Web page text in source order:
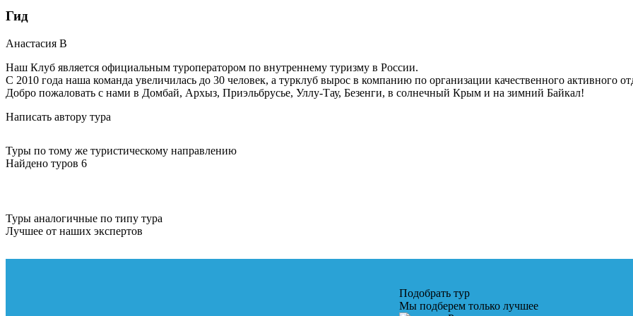
Гид
Анастасия В
Наш Клуб является официальным туроператором по внутреннему туризму в России.
С 2010 года наша команда увеличилась до 30 человек, а турклуб вырос в компанию по организации качественного активного
Добро пожаловать с нами в Домбай, Архыз, Приэльбрусье, Уллу-Тау, Безенги, в солнечный Крым и на зимний Байкал!
Написать автору тура
Туры по тому же туристическому направлению
Найдено туров 6
Туры аналогичные по типу тура
Лучшее от наших экспертов
Подобрать тур
Мы подберем только лучшее